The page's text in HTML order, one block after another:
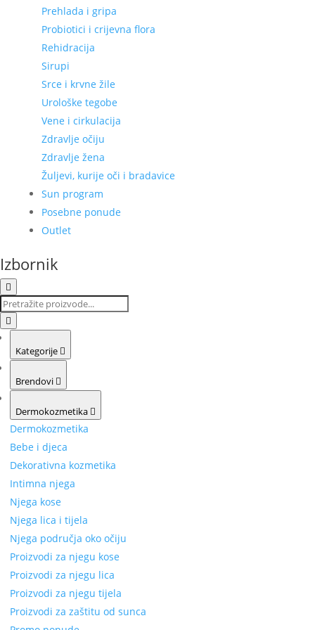
Prehlada i gripa
Probiotici i crijevna flora
Rehidracija
Sirupi
Srce i krvne žile
Urološke tegobe
Vene i cirkulacija
Zdravlje očiju
Zdravlje žena
Žuljevi, kurije oči i bradavice
Sun program
Posebne ponude
Outlet
Izbornik
Kategorije
Brendovi
Dermokozmetika
Dermokozmetika
Bebe i djeca
Dekorativna kozmetika
Intimna njega
Njega kose
Njega lica i tijela
Njega područja oko očiju
Proizvodi za njegu kose
Proizvodi za njegu lica
Proizvodi za njegu tijela
Proizvodi za zaštitu od sunca